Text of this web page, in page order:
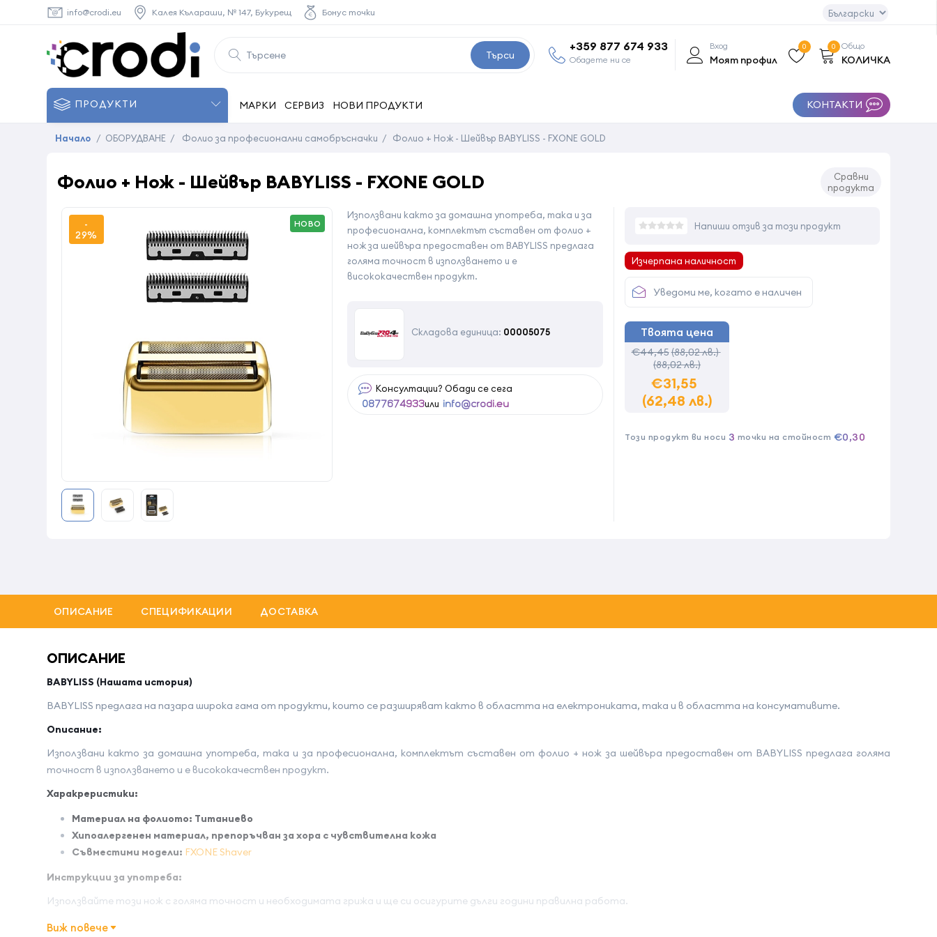
info@crodi.eu Калея Кълараши, № 147, Букурещ Бонус точки
Търси
+359 877 674 933
Обадете ни се
Вход
Моят профил
0 Общо
КОЛИЧКА
0
ПРОДУКТИ МАРКИ СЕРВИЗ НОВИ ПРОДУКТИ КОНТАКТИ
Начало / ОБОРУДВАНЕ / Фолио за професионални самобръсначки / Фолио + Нож - Шейвър BABYLISS - FXONE GOLD
Фолио + Нож - Шейвър BABYLISS - FXONE GOLD
Сравни
продукта
-
29%
НОВО
Използвани както за домашна употреба, така и за
професионална, комплектът съставен от фолио +
нож за шейвъра предоставен от BABYLISS предлага
голяма точност в използването и е
висококачествен продукт.
Складова единица: 00005075
Консултации? Обади се сега
0877674933или info@crodi.eu
Напиши отзив за този продукт
Изчерпана наличност
Уведоми ме, когато е наличен
Твоята цена
€44,45(88,02 лв.)
(88,02 лв.)
€31,55
(62,48 лв.)
Този продукт ви носи 3 точки на стойност €0,30
ОПИСАНИЕ СПЕЦИФИКАЦИИ ДОСТАВКА
ОПИСАНИЕ
BABYLISS (Нашата история)
BABYLISS предлага на пазара широка гама от продукти, които се разширяват както в областта на електрониката, така и в областта на консумативите.
Oписание:
Използвани както за домашна употреба, така и за професионална, комплектът съставен от фолио + нож за шейвъра предоставен от BABYLISS предлага голяма
точност в използването и е висококачествен продукт.
Харакреристики:
Mатериал на фолиото: Tитаниево
Хипоалергенен материал, препоръчван за хора с чувствителна кожа
Съвместими модели: FXONE Shaver
Инструкции за употреба:
Използвайте този нож с голяма точност и необходимата грижа и ще си осигурите дълги години правилна работа.
Разопаковайте ножа внимателно
Виж повече